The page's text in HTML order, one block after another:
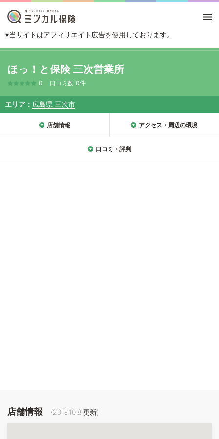
※当サイトはアフィリエイト広告を使用しております。
三次市 ほっ！と保険 三次営業所
ほっ！と保険 三次営業所
0 口コミ数 0件
エリア 広島県 三次市
店舗情報 アクセス・周辺の環境
口コミ・評判
店舗情報 (2019.10.8 更新)